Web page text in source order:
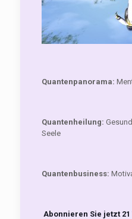
Quantenpanorama:
Quantenheilung:
Seele
Quantenbusiness:
Abonnieren Sie jetzt